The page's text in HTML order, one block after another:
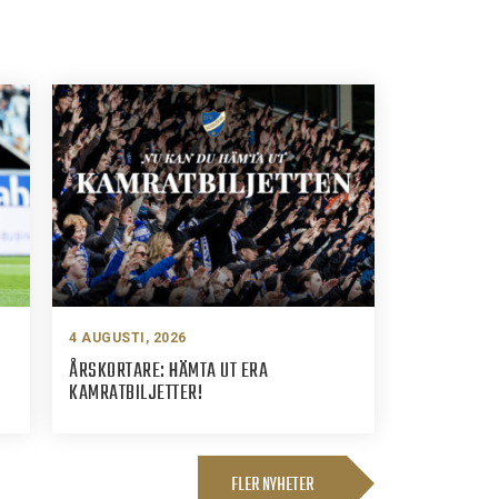
4 AUGUSTI, 2026
ÅRSKORTARE: HÄMTA UT ERA
KAMRATBILJETTER!
FLER NYHETER